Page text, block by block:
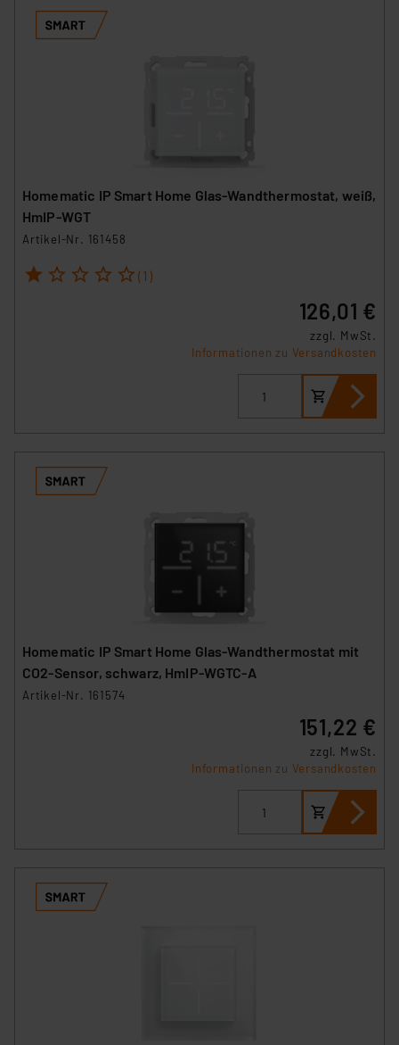
Homematic IP Smart Home Glas-Wandthermostat, weiß,
HmIP-WGT
Artikel-Nr. 161458
1 2 3 4 5 (1)
126,01 €
zzgl. MwSt.
Informationen zu Versandkosten
Homematic IP Smart Home Glas-Wandthermostat mit
CO2-Sensor, schwarz, HmIP-WGTC-A
Artikel-Nr. 161574
151,22 €
zzgl. MwSt.
Informationen zu Versandkosten